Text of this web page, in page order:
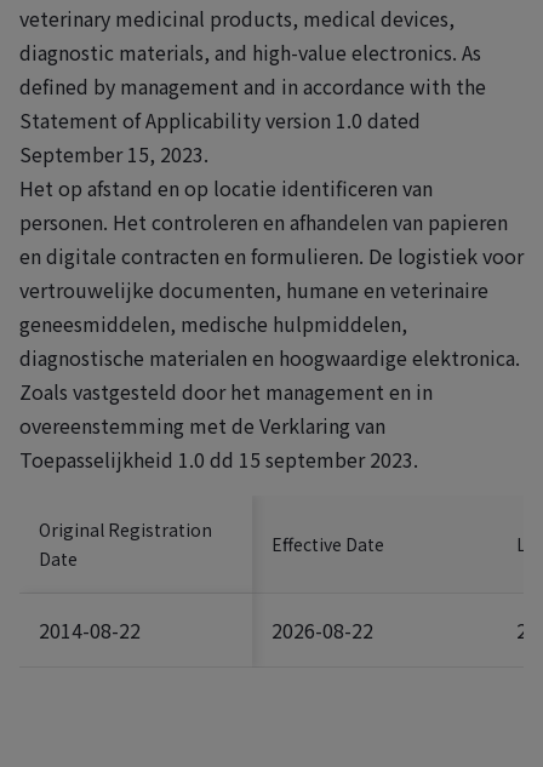
veterinary medicinal products, medical devices,
diagnostic materials, and high-value electronics. As
defined by management and in accordance with the
Statement of Applicability version 1.0 dated
September 15, 2023.
Het op afstand en op locatie identificeren van
personen. Het controleren en afhandelen van papieren
en digitale contracten en formulieren. De logistiek voor
vertrouwelijke documenten, humane en veterinaire
geneesmiddelen, medische hulpmiddelen,
diagnostische materialen en hoogwaardige elektronica.
Zoals vastgesteld door het management en in
overeenstemming met de Verklaring van
Toepasselijkheid 1.0 dd 15 september 2023.
Original Registration
Date
Effective Date
2014-08-22 2026-08-22